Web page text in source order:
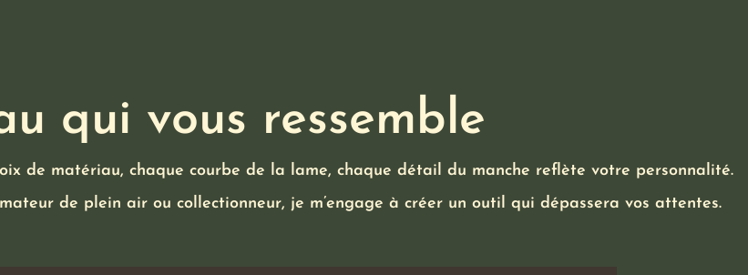
qui vous ressemble
de matériau, chaque courbe de la lame, chaque détail du manche reflète votre personnalité.
de plein air ou collectionneur, je m’engage à créer un outil qui dépassera vos attentes.